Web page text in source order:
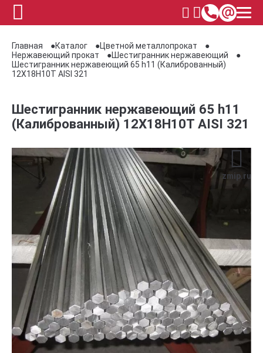
Главная Каталог
Цветной металлопрокат
Нержавеющий прокат
Шестигранник нержавеющий
Шестигранник нержавеющий 65 h11 (Калиброванный)
12Х18Н10Т AISI 321
Шестигранник нержавеющий 65 h11
(Калиброванный) 12Х18Н10Т AISI 321
zmip.ru